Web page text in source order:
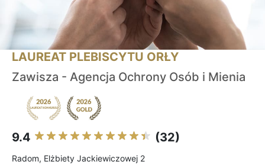
LAUREAT PLEBISCYTU ORŁY
Zawisza - Agencja Ochrony Osób i Mienia
9.4 (32)
Radom, Elżbiety Jackiewiczowej 2